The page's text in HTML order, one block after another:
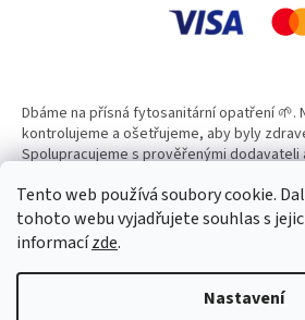
Tento web používá soubory cookie.
tohoto webu vyjadřujete souhlas s
informacízde.
Nastavení
Dbáme na přísná fytosanitární opatření 🌱.
kontrolujeme a ošetřujeme, aby byly
Spolupracujeme s prověřenými